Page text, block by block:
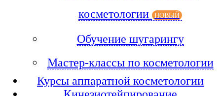
косметологии
НОВЫЙ
Обучение шугарингу
Мастер-классы по косметологии
Курсы аппаратной косметологии